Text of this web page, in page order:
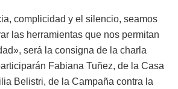
complicidad y el silencio, seamos
las herramientas que nos permitan
será la consigna de la charla
Fabiana Tuñez, de la Casa
Belistri, de la Campaña contra la